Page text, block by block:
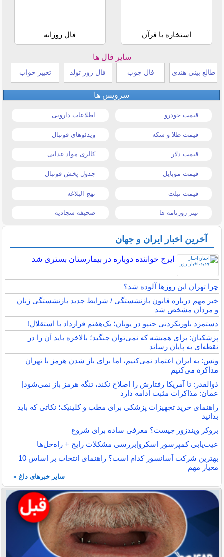
استخاره با قرآن فال روزانه
سایر فال ها
طالع بینی هندی فال چوب فال روز تولد تعبیر خواب
سرویس ها
قیمت خودرو اطلاعات دارویی
قیمت طلا و سکه ویدئوهای فوتبال
قیمت دلار کالری مواد غذایی
قیمت موبایل جدول پخش فوتبال
قیمت تبلت نهج البلاغه
تیتر روزنامه ها صحیفه سجادیه
آخرین اخبار ایران و جهان
ایرج خواننده دوباره در بیمارستان بستری شد
چرا تهران این روزها آلوده شد؟
خبر مهم درباره قانون بازنشستگی / شرایط جدید بازنشستگی زنان
و مردان مشخص شد
دستمزد باورنکردنی جنپو در یونان؛ یک‌هفتم قرارداد با استقلال!
پزشکیان: برای همیشه که نمی‌توان جنگید؛ بالاخره باید آن را در
نقطه‌ای به پایان رساند
ونس: به ایران اعتماد نمی‌کنیم، اما برای باز شدن هرمز با تهران
مذاکره می‌کنیم
ذوالقدر: تا آمریکا رفتارش را اصلاح نکند، تنگه هرمز باز نمی‌شود|
عمان: مذاکرات مثبت ادامه دارد
راهنمای خرید تجهیزات پزشکی برای مطب و کلینیک؛ نکاتی که باید
بدانید
بروکر ویندزور چیست؟ معرفی ساده برای شروع
عیب‌یابی کمپرسور اسکرو|بررسی مشکلات رایج + راه‌حل‌ها
بهترین شرکت آسانسور کدام است؟ راهنمای انتخاب بر اساس 10
معیار مهم
سایر خبرهای داغ »